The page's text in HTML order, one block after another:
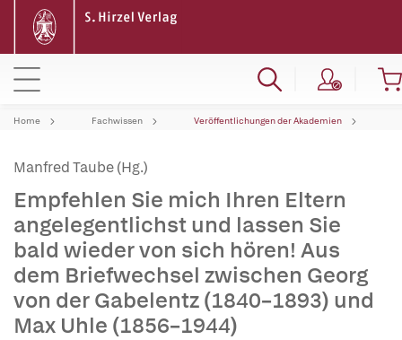
Home Fachwissen Veröffentlichungen der Akademien
Manfred Taube (Hg.)
Empfehlen Sie mich Ihren Eltern
angelegentlichst und lassen Sie
bald wieder von sich hören! Aus
dem Briefwechsel zwischen Georg
von der Gabelentz (1840–1893) und
Max Uhle (1856–1944)